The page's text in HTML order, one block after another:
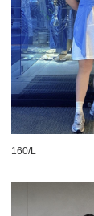
160/L